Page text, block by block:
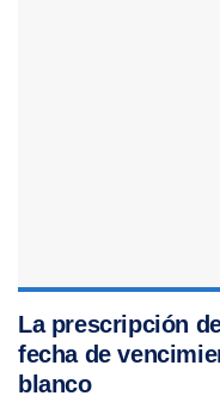
La prescripción
fecha de
blanco